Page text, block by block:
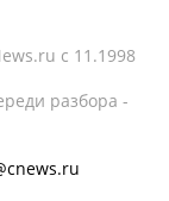
c 11.1998
разбора -